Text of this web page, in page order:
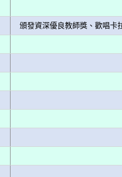
頒發資深優良教師獎、歡唱卡